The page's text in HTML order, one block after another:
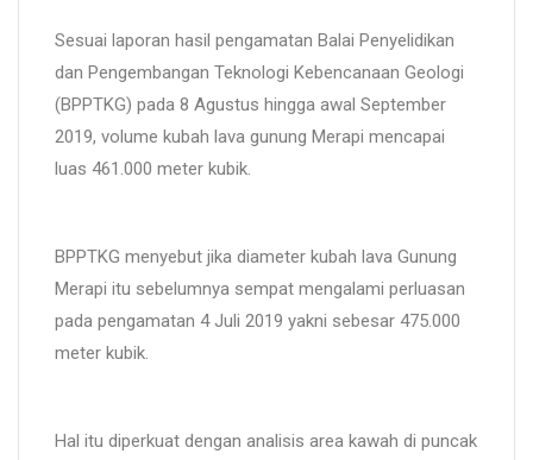
Sesuai laporan hasil pengamatan Balai Penyelidikan
dan Pengembangan Teknologi Kebencanaan Geologi
(BPPTKG) pada 8 Agustus hingga awal September
2019, volume kubah lava gunung Merapi mencapai
luas 461.000 meter kubik.
BPPTKG menyebut jika diameter kubah lava Gunung
Merapi itu sebelumnya sempat mengalami perluasan
pada pengamatan 4 Juli 2019 yakni sebesar 475.000
meter kubik.
Hal itu diperkuat dengan analisis area kawah di puncak